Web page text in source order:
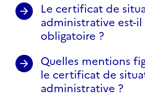
Le certificat de
administrative est-il
obligatoire ?
Quelles mentions
le certificat de
administrative ?